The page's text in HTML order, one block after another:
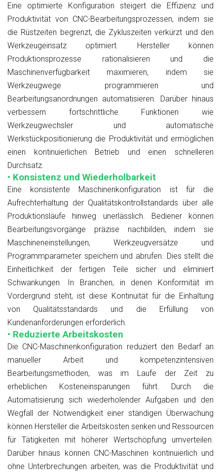
Eine optimierte Konfiguration steigert die Effizienz und
Produktivität von CNC-Bearbeitungsprozessen, indem sie
die Rüstzeiten begrenzt, die Zykluszeiten verkürzt und den
Werkzeugeinsatz optimiert. Hersteller können
Produktionsprozesse rationalisieren und die
Maschinenverfügbarkeit maximieren, indem sie
Werkzeugwege programmieren und
Bearbeitungsanordnungen automatisieren. Darüber hinaus
verbessern fortschrittliche Funktionen wie
Werkzeugwechsler und automatische
Werkstückpositionierung die Produktivität und ermöglichen
einen kontinuierlichen Betrieb und einen schnelleren
Durchsatz.
• Konsistenz und Wiederholbarkeit
Eine konsistente Maschinenkonfiguration ist für die
Aufrechterhaltung der Qualitätskontrollstandards über alle
Produktionsläufe hinweg unerlässlich. Bediener können
Bearbeitungsvorgänge präzise nachbilden, indem sie
Maschineneinstellungen, Werkzeugversätze und
Programmparameter speichern und abrufen. Dies stellt die
Einheitlichkeit der fertigen Teile sicher und eliminiert
Schwankungen. In Branchen, in denen Konformität im
Vordergrund steht, ist diese Kontinuität für die Einhaltung
von Qualitätsstandards und die Erfüllung von
Kundenanforderungen erforderlich.
• Reduzierte Arbeitskosten
Die CNC-Maschinenkonfiguration reduziert den Bedarf an
manueller Arbeit und kompetenzintensiven
Bearbeitungsmethoden, was im Laufe der Zeit zu
erheblichen Kosteneinsparungen führt. Durch die
Automatisierung sich wiederholender Aufgaben und den
Wegfall der Notwendigkeit einer ständigen Überwachung
können Hersteller die Arbeitskosten senken und Ressourcen
für Tätigkeiten mit höherer Wertschöpfung umverteilen.
Darüber hinaus können CNC-Maschinen kontinuierlich und
ohne Unterbrechungen arbeiten, was die Produktivität und